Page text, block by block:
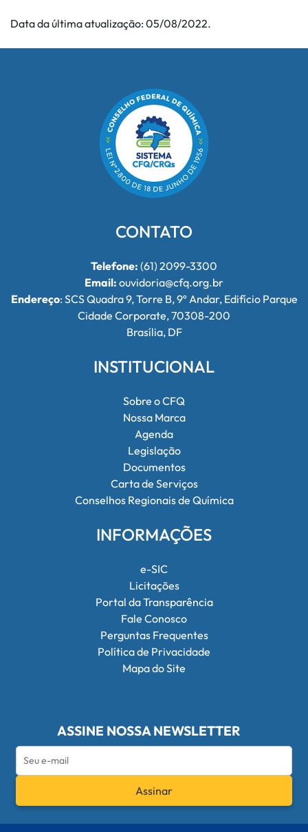
Data da última atualização: 05/08/2022.
CONTATO
Telefone: (61) 2099-3300
Email: ouvidoria@cfq.org.br
Endereço: SCS Quadra 9, Torre B, 9º Andar, Edifício Parque
Cidade Corporate, 70308-200
Brasília, DF
INSTITUCIONAL
Sobre o CFQ
Nossa Marca
Agenda
Legislação
Documentos
Carta de Serviços
Conselhos Regionais de Química
INFORMAÇÕES
e-SIC
Licitações
Portal da Transparência
Fale Conosco
Perguntas Frequentes
Política de Privacidade
Mapa do Site
ASSINE NOSSA NEWSLETTER
Assinar